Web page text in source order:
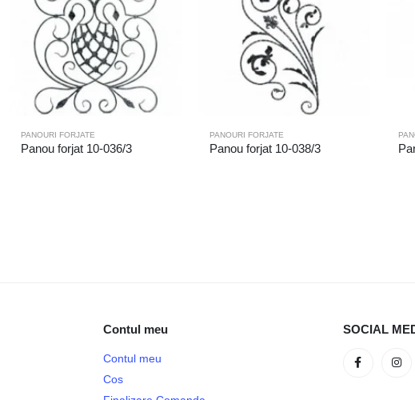
PANOURI FORJATE
Panou forjat 10-036/3
PANOURI FORJATE
Panou forjat 10-038/3
Contul meu
Contul meu
Cos
SOCIAL